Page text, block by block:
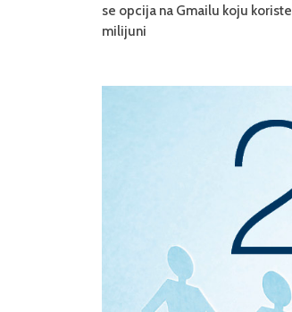
se opcija na Gmailu koju koriste
milijuni